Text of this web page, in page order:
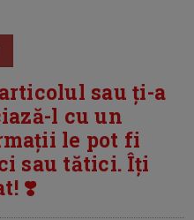
sau ți-a
l cu un
le pot fi
sau tătici. Îți
❣️